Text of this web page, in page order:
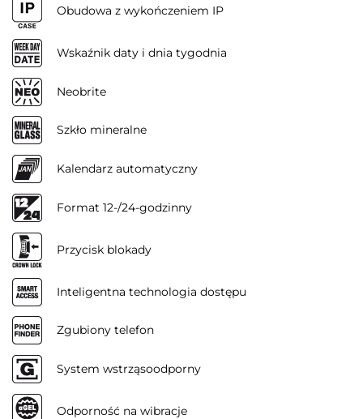
Obudowa z wykończeniem IP
Wskaźnik daty i dnia tygodnia
Neobrite
Szkło mineralne
Kalendarz automatyczny
Format 12-/24-godzinny
Przycisk blokady
Inteligentna technologia dostępu
Zgubiony telefon
System wstrząsoodporny
Odporność na wibracje